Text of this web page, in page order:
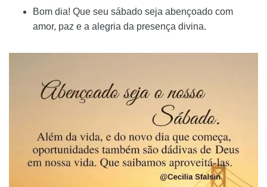
Bom dia! Que seu sábado seja abençoado com
amor, paz e a alegria da presença divina.